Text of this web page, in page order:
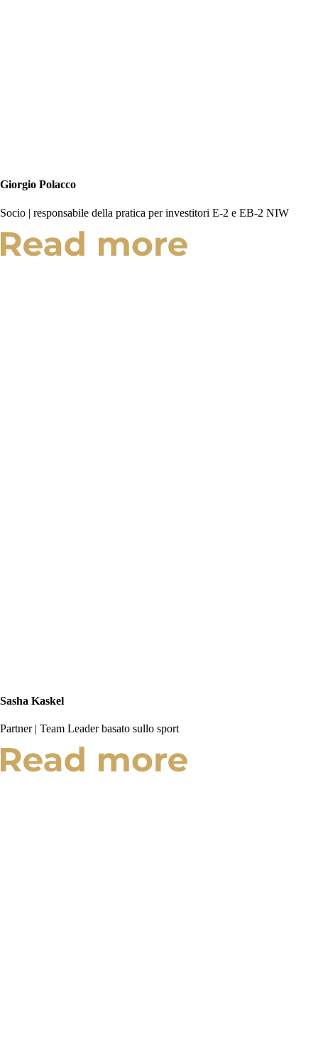
Giorgio Polacco
Socio | responsabile della pratica per investitori E-2 e EB-2 NIW
Sasha Kaskel
Partner | Team Leader basato sullo sport